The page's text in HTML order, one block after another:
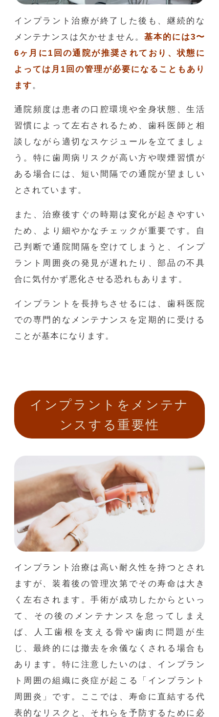
インプラント治療が終了した後も、継続的な
メンテナンスは欠かせません。 基本的には3〜
6ヶ月に1回の通院が推奨されており、状態に
よっては月1回の管理が必要になることもあり
ます 。
通院頻度は患者の口腔環境や全身状態、生活
習慣によって左右されるため、歯科医師と相
談しながら適切なスケジュールを立てましょ
う。特に歯周病リスクが高い方や喫煙習慣が
ある場合には、短い間隔での通院が望ましい
とされています。
また、治療後すぐの時期は変化が起きやすい
ため、より細やかなチェックが重要です。自
己判断で通院間隔を空けてしまうと、インプ
ラント周囲炎の発見が遅れたり、部品の不具
合に気付かず悪化させる恐れもあります。
インプラントを長持ちさせるには、歯科医院
での専門的なメンテナンスを定期的に受ける
ことが基本になります。
インプラントをメンテナ
ンスする重要性
インプラント治療は高い耐久性を持つとされ
ますが、装着後の管理次第でその寿命は大き
く左右されます。手術が成功したからといっ
て、その後のメンテナンスを怠ってしまえ
ば、人工歯根を支える骨や歯肉に問題が生
じ、最終的には撤去を余儀なくされる場合も
あります。特に注意したいのは、インプラン
ト周囲の組織に炎症が起こる「インプラント
周囲炎」です。ここでは、寿命に直結する代
表的なリスクと、それらを予防するために必